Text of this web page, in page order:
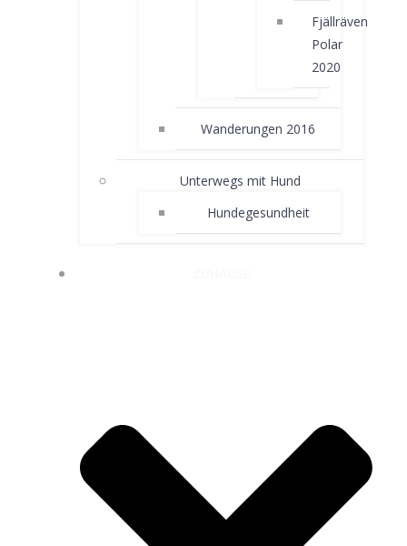
Fjällräven
Polar
2020
Wanderungen 2016
Unterwegs mit Hund
Hundegesundheit